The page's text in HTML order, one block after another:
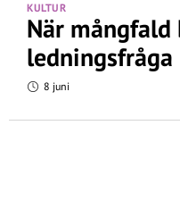
KULTUR
När
ledningsfråga
8 juni